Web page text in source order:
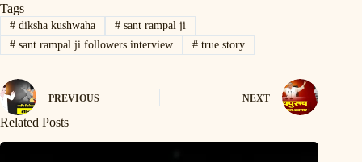
Tags
#diksha kushwaha #sant rampal ji
#sant rampal ji followers interview #true story
PREVIOUS NEXT
Related Posts